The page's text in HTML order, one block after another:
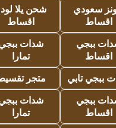
سعودي
اقساط
شحن يلا
اقساط
ببجي
اقساط
شدات
تمارا
ببجي تابي
متجر
ببجي
اقساط
شدات
تمارا